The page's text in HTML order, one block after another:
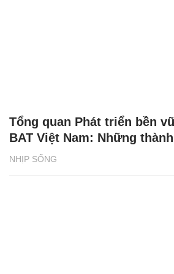
NHỊP SỐNG
Tổng quan Phát triển bền
BAT Việt Nam: Những